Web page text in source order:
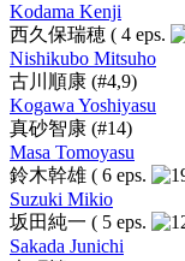
Kodama Kenji
西久保瑞穂 ( 4 eps.
Nishikubo Mitsuho
古川順康 (#4,9)
Kogawa Yoshiyasu
真砂智康 (#14)
Masa Tomoyasu
鈴木幹雄 ( 6 eps.
Suzuki Mikio
坂田純一 ( 5 eps.
Sakada Junichi